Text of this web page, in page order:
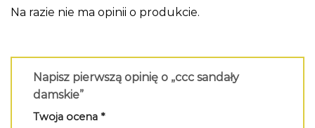
Na razie nie ma opinii o produkcie.
Napisz pierwszą opinię o „ccc sandały
damskie”
Twoja ocena *